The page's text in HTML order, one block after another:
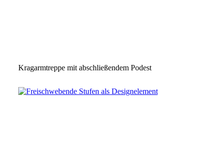
Kragarmtreppe mit abschließendem Podest